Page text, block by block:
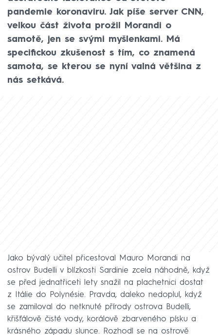
pandemie koronaviru. Jak píše server CNN,
velkou část života prožil Morandi o
samotě, jen se svými myšlenkami. Má
specifickou zkušenost s tím, co znamená
samota, se kterou se nyní valná většina z
nás setkává.
Jako bývalý učitel přicestoval Mauro Morandi na
ostrov Budelli v blízkosti Sardinie zcela náhodně, když
se před jednatřiceti lety snažil na plachetnici dostat
z Itálie do Polynésie. Pravda, daleko nedoplul, když
se zamiloval do netknuté přírody ostrova Budelli,
křišťálově čisté vody, korálově zbarveného písku a
krásného západu slunce. Rozhodl se na ostrově